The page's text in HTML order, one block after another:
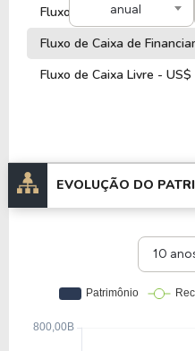
anual
Fluxo de Caixa de
Fluxo de Caixa de
Fluxo de Caixa Livre - US$
EVOLUÇÃO DO
10